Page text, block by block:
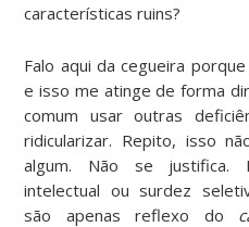
características ruins?
Falo aqui da cegueira
e isso me atinge de forma
comum usar outras
ridicularizar. Repito, isso
algum. Não se justifica.
intelectual ou surdez
são apenas reflexo do